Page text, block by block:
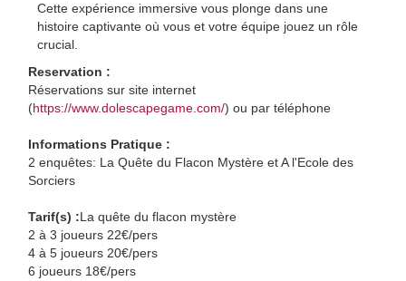
Cette expérience immersive vous plonge dans une
histoire captivante où vous et votre équipe jouez un rôle
crucial.
Reservation :
Réservations sur site internet
(https://www.dolescapegame.com/) ou par téléphone
Informations Pratique :
2 enquêtes: La Quête du Flacon Mystère et A l'Ecole des
Sorciers
Tarif(s) :La quête du flacon mystère
2 à 3 joueurs 22€/pers
4 à 5 joueurs 20€/pers
6 joueurs 18€/pers